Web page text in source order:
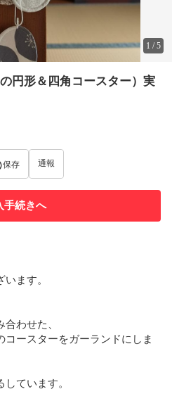
1 /5
円形＆四角コースター）実
保存 通報
手続きへ
ます。
わせた、
ースターをガーランドにしま
ています。